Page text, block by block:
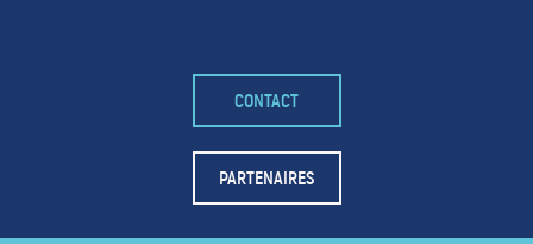
CONTACT
PARTENAIRES